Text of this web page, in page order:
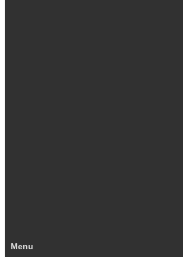
Menu